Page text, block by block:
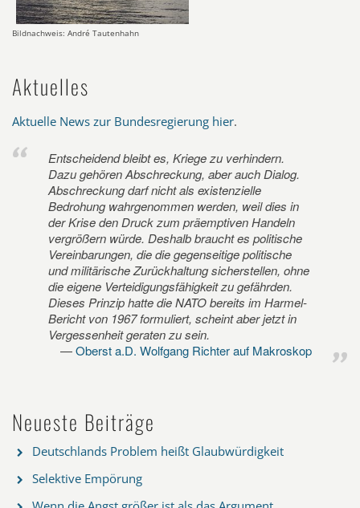
Bildnachweis: André Tautenhahn
Aktuelles
Aktuelle News zur Bundesregierung hier.
Entscheidend bleibt es, Kriege zu verhindern.
Dazu gehören Abschreckung, aber auch Dialog.
Abschreckung darf nicht als existenzielle
Bedrohung wahrgenommen werden, weil dies in
der Krise den Druck zum präemptiven Handeln
vergrößern würde. Deshalb braucht es politische
Vereinbarungen, die die gegenseitige politische
und militärische Zurückhaltung sicherstellen, ohne
die eigene Verteidigungsfähigkeit zu gefährden.
Dieses Prinzip hatte die NATO bereits im Harmel-
Bericht von 1967 formuliert, scheint aber jetzt in
Vergessenheit geraten zu sein.
Oberst a.D. Wolfgang Richter auf Makroskop
Neueste Beiträge
Deutschlands Problem heißt Glaubwürdigkeit
Selektive Empörung